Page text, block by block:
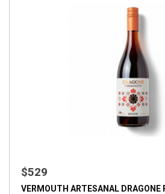
$529
VERMOUTH ARTESANAL DRAGONE